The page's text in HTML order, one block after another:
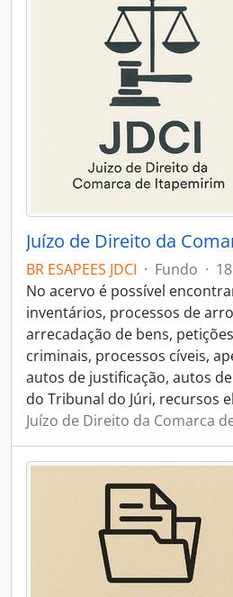
BR ESAPEES JDCI · Fundo ·
No acervo é possível
inventários, processos de
arrecadação de bens,
criminais, processos cíveis,
autos de justificação, autos
do Tribunal do Júri, recursos
Juízo de Direito da Comarca